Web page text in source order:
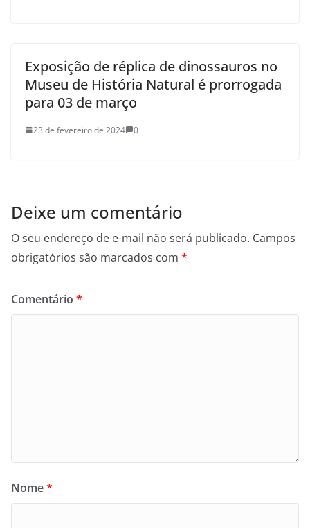
Exposição de réplica de dinossauros no
Museu de História Natural é prorrogada
para 03 de março
23 de fevereiro de 2024 0
Deixe um comentário
O seu endereço de e-mail não será publicado. Campos
obrigatórios são marcados com *
Comentário *
Nome*